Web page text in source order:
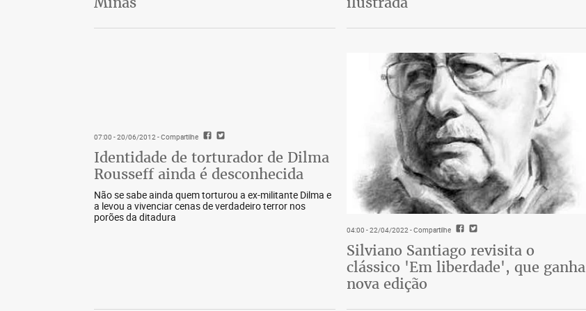
07:00 - 20/06/2012- Compartilhe
Identidade de torturador de Dilma
Rousseff ainda é desconhecida
Não se sabe ainda quem torturou a ex-militante Dilma e
a levou a vivenciar cenas de verdadeiro terror nos
porões da ditadura
04:00 - 22/04/2022- Compartilhe
Silviano Santiago revisita o
clássico 'Em liberdade', que ganha
nova edição